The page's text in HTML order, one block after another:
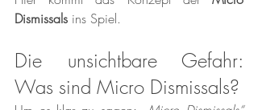
Dismissals ins Spiel.
Die unsichtbare Gefahr:
Was sind Micro Dismissals?